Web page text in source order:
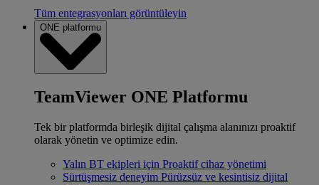
Tüm entegrasyonları görüntüleyin
ONE platformu
TeamViewer ONE Platformu
Tek bir platformda birleşik dijital çalışma alanınızı proaktif
olarak yönetin ve optimize edin.
Yalın BT ekipleri için Proaktif cihaz yönetimi
Sürtüşmesiz deneyim Pürüzsüz ve kesintisiz dijital